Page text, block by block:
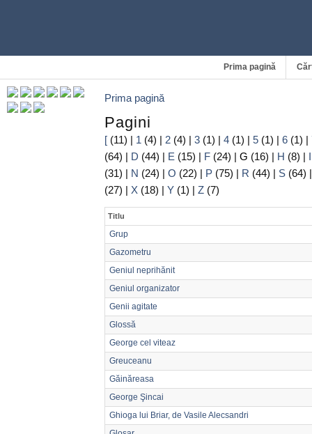
Prima pagină
Prima pagină
Pagini
[ (11) | 1 (4) | 2 (4) | 3 (1) | 4 (1) | 5 (1) | 6 (1) |
(64) | D (44) | E (15) | F (24) | G (16) | H (8) | I
(31) | N (24) | O (22) | P (75) | R (44) | S (64)
(27) | X (18) | Y (1) | Z (7)
Titlu
Grup
Gazometru
Geniul neprihănit
Geniul organizator
Genii agitate
Glossă
George cel viteaz
Greuceanu
Găinăreasa
George Şincai
Ghioga lui Briar, de Vasile Alecsandri